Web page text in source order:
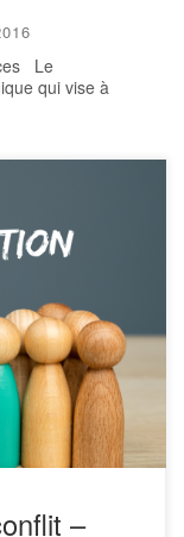
Le
qui vise à
au travers
sur le
et
à mieux se
phénomènes
–